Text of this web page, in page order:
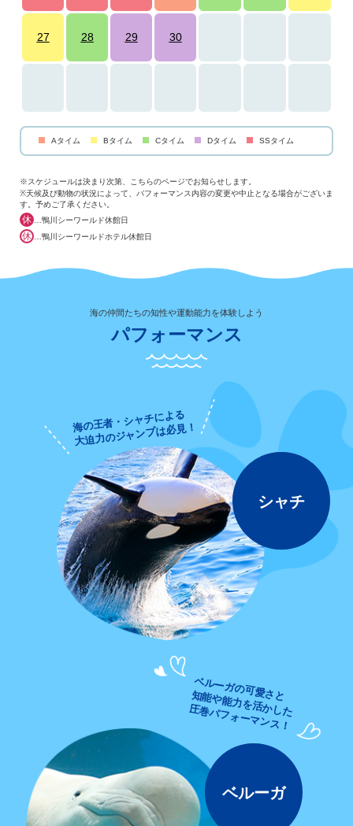
27 28 29 30
Aタイム
Bタイム
Cタイム
Dタイム
SSタイム
※スケジュールは決まり次第、こちらのページでお知らせします。
※天候及び動物の状況によって、パフォーマンス内容の変更や中止となる場合がございま
す。予めご了承ください。
休 …鴨川シーワールド休館日
休 …鴨川シーワールドホテル休館日
海の仲間たちの知性や運動能力を体験しよう
パフォーマンス
海の王者・シャチによる
大迫力のジャンプは必見！
シャチ
ベルーガの可愛さと
知能や能力を活かした
圧巻パフォーマンス！
ベルーガ